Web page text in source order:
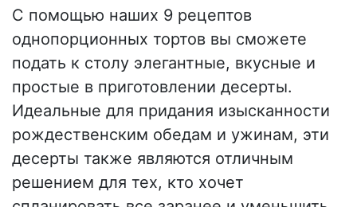
С помощью наших 9 рецептов
однопорционных тортов вы сможете
подать к столу элегантные, вкусные и
простые в приготовлении десерты.
Идеальные для придания изысканности
рождественским обедам и ужинам, эти
десерты также являются отличным
решением для тех, кто хочет